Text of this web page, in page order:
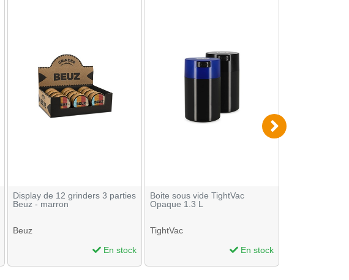
Display de 12 grinders 3 parties
Beuz - marron
Beuz
En stock
Boite sous vide TightVac
Opaque 1.3 L
TightVac
En stock